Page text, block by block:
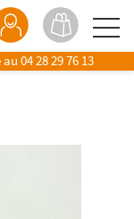
au 04 28 29 76 13